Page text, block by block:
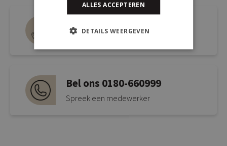
Route naar de winkel
Open link naar Google Maps
Bel ons 0180-660999
Spreek een medewerker
ALLES ACCEPTEREN
DETAILS WEERGEVEN